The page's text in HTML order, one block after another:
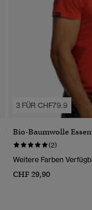
3 FÜR CHF79.9
Bio-Baumwolle
(2)
Weitere Farben
CHF 29,90